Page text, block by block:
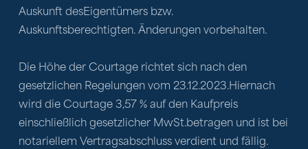
Auskunft desEigentümers bzw.
Auskunftsberechtigten. Änderungen vorbehalten.
Die Höhe der Courtage richtet sich nach den
gesetzlichen Regelungen vom 23.12.2023.Hiernach
wird die Courtage 3,57 % auf den Kaufpreis
einschließlich gesetzlicher MwSt.betragen und ist bei
notariellem Vertragsabschluss verdient und fällig.